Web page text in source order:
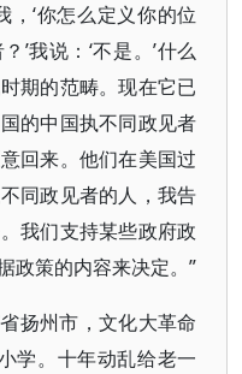
，‘你怎么定义你的位
’我说：‘不是。’什么
期的范畴。现在它已
的中国执不同政见者
回来。他们在美国过
同政见者的人，我告
我们支持某些政府政
政策的内容来决定。”
扬州市，文化大革命
学。十年动乱给老一